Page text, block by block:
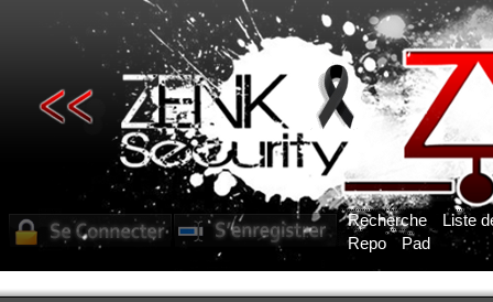
Recherche
Liste
Repo
Pad